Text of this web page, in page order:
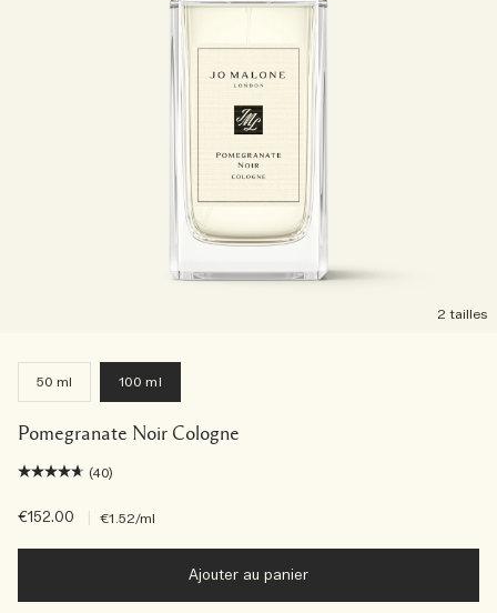
2 tailles
50 ml 100 ml
Pomegranate Noir Cologne
(40)
€152.00 €1.52/ml
Ajouter au panier